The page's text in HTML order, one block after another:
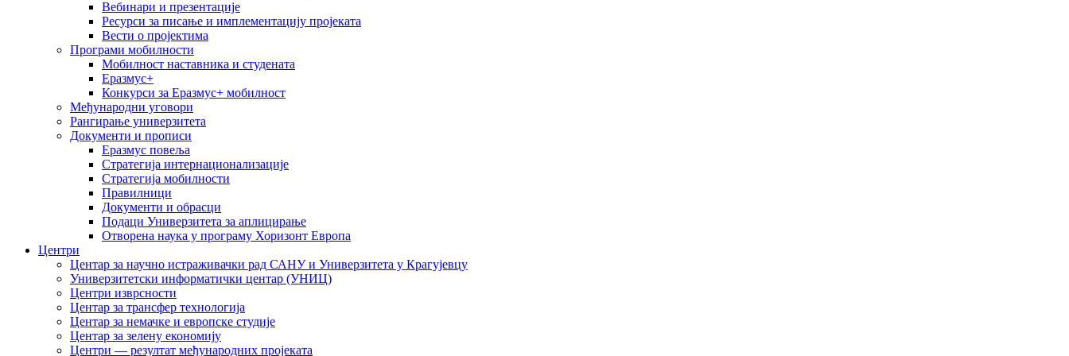
Вебинари и презентације
Ресурси за писање и имплементацију пројеката
Вести о пројектима
Програми мобилности
Мобилност наставника и студената
Еразмус+
Конкурси за Еразмус+ мобилност
Међународни уговори
Рангирање универзитета
Документи и прописи
Еразмус повеља
Стратегија интернационализације
Стратегија мобилности
Правилници
Документи и обрасци
Подаци Универзитета за аплицирање
Отворена наука у програму Хоризонт Европа
Центри
Центар за научно истраживачки рад САНУ и Универзитета у Крагујевцу
Универзитетски информатички центар (УНИЦ)
Центри изврсности
Центар за трансфер технологија
Центар за немачке и европске студије
Центар за зелену економију
Центри — резултат међународних пројеката